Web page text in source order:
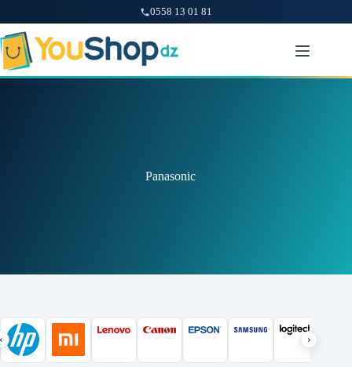
0558 13 01 81
Passer
au
contenu
Panasonic
›